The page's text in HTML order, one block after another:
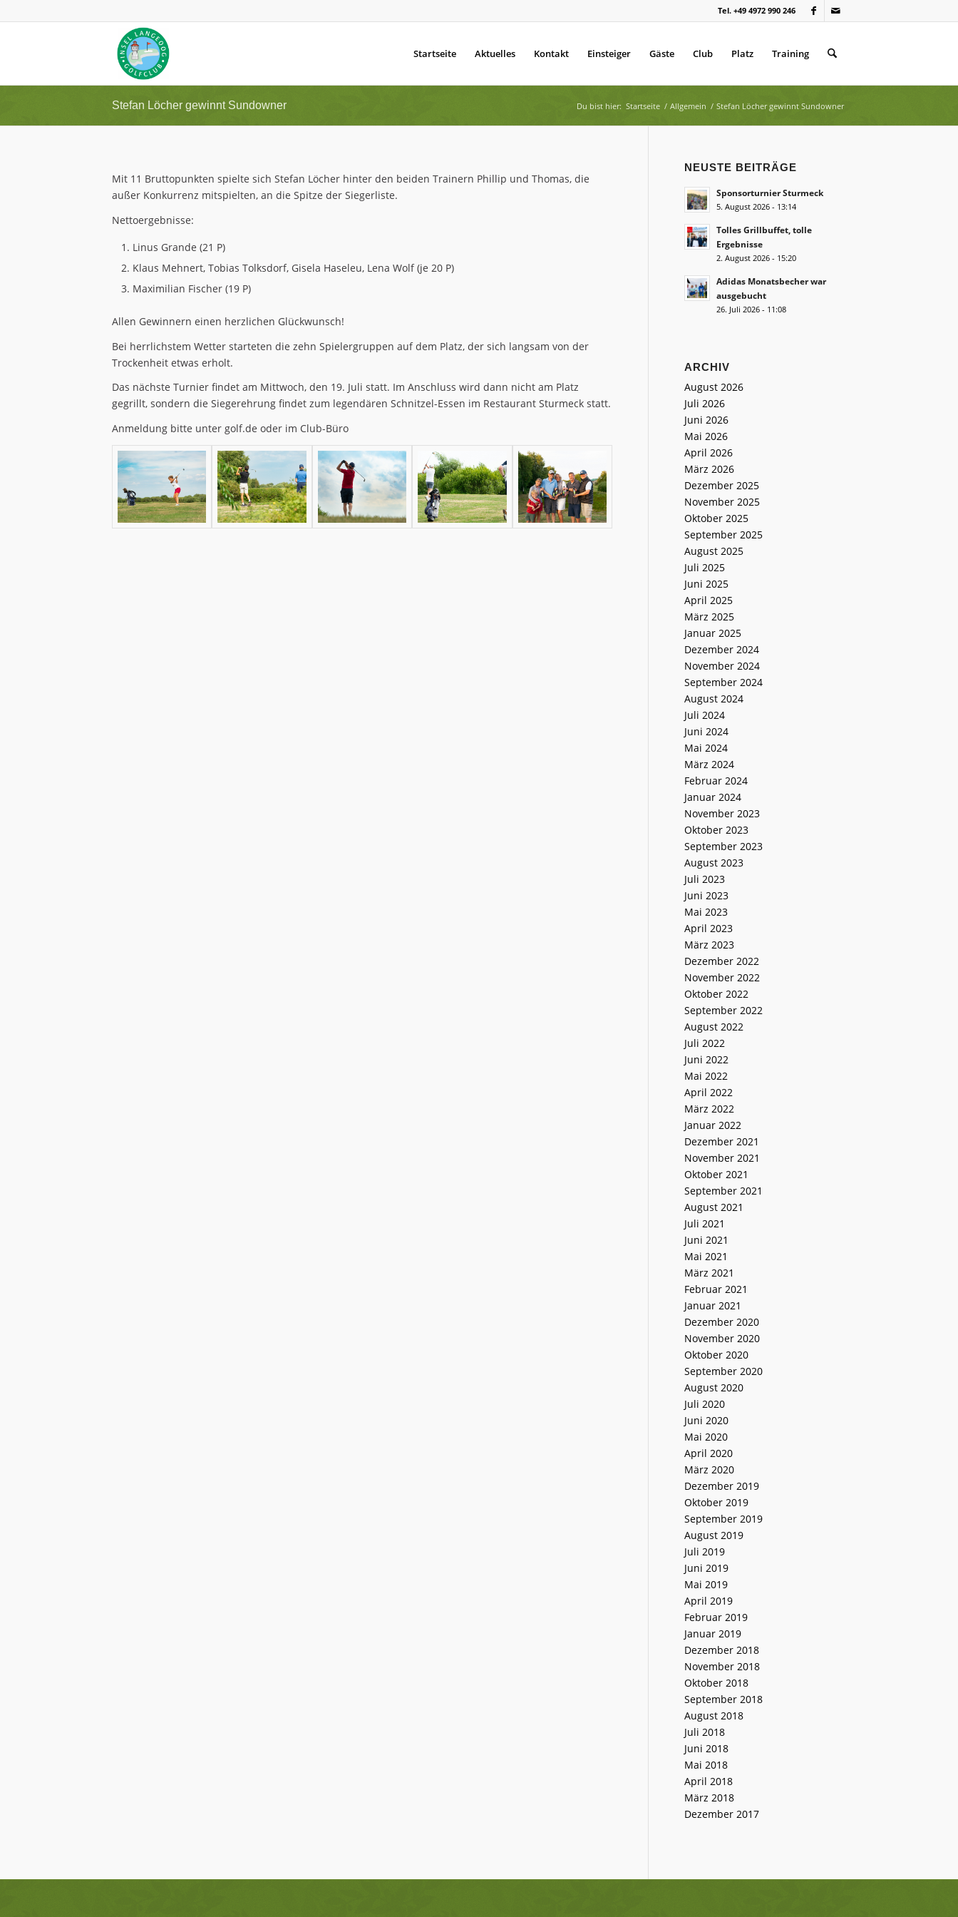
Tel. +49 4972 990 246
Startseite Aktuelles Kontakt Einsteiger Gäste Club Platz Training
Stefan Löcher gewinnt Sundowner Du bist hier: Startseite / Allgemein / Stefan Löcher gewinnt Sundowner
Mit 11 Bruttopunkten spielte sich Stefan Löcher hinter den beiden Trainern Phillip und Thomas, die
außer Konkurrenz mitspielten, an die Spitze der Siegerliste.
Nettoergebnisse:
Linus Grande (21 P)
Klaus Mehnert, Tobias Tolksdorf, Gisela Haseleu, Lena Wolf (je 20 P)
Maximilian Fischer (19 P)
Allen Gewinnern einen herzlichen Glückwunsch!
Bei herrlichstem Wetter starteten die zehn Spielergruppen auf dem Platz, der sich langsam von der
Trockenheit etwas erholt.
Das nächste Turnier findet am Mittwoch, den 19. Juli statt. Im Anschluss wird dann nicht am Platz
gegrillt, sondern die Siegerehrung findet zum legendären Schnitzel-Essen im Restaurant Sturmeck statt.
Anmeldung bitte unter golf.de oder im Club-Büro
NEUSTE BEITRÄGE
Sponsorturnier Sturmeck
5. August 2026 - 13:14
Tolles Grillbuffet, tolle
Ergebnisse
2. August 2026 - 15:20
Adidas Monatsbecher war
ausgebucht
26. Juli 2026 - 11:08
ARCHIV
August 2026
Juli 2026
Juni 2026
Mai 2026
April 2026
März 2026
Dezember 2025
November 2025
Oktober 2025
September 2025
August 2025
Juli 2025
Juni 2025
April 2025
März 2025
Januar 2025
Dezember 2024
November 2024
September 2024
August 2024
Juli 2024
Juni 2024
Mai 2024
März 2024
Februar 2024
Januar 2024
November 2023
Oktober 2023
September 2023
August 2023
Juli 2023
Juni 2023
Mai 2023
April 2023
März 2023
Dezember 2022
November 2022
Oktober 2022
September 2022
August 2022
Juli 2022
Juni 2022
Mai 2022
April 2022
März 2022
Januar 2022
Dezember 2021
November 2021
Oktober 2021
September 2021
August 2021
Juli 2021
Juni 2021
Mai 2021
März 2021
Februar 2021
Januar 2021
Dezember 2020
November 2020
Oktober 2020
September 2020
August 2020
Juli 2020
Juni 2020
Mai 2020
April 2020
März 2020
Dezember 2019
Oktober 2019
September 2019
August 2019
Juli 2019
Juni 2019
Mai 2019
April 2019
Februar 2019
Januar 2019
Dezember 2018
November 2018
Oktober 2018
September 2018
August 2018
Juli 2018
Juni 2018
Mai 2018
April 2018
März 2018
Dezember 2017